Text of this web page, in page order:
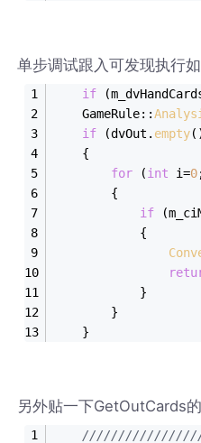
单步调试跟入可发现执行如
if
	GameRule::
if (dvOut. empty
	{
for (int i=0
		{
if
			{
			}
		}
	}
另外贴一下GetOutCards